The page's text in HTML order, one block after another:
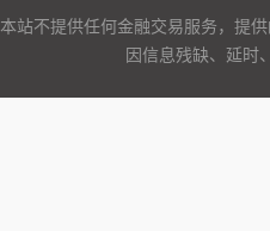
本站不提供任何金融交易服务，提
因信息残缺、延时